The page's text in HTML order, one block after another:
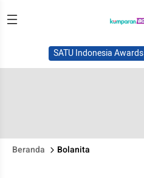
SATU Indonesia Awards
Beranda Bolanita